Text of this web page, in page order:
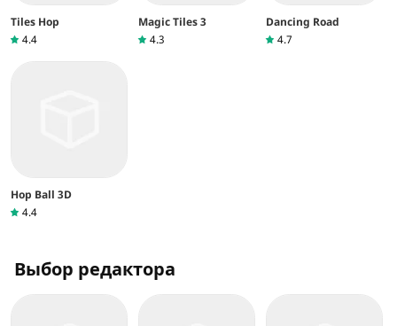
Tiles Hop
4.4
Magic Tiles 3
4.3
Dancing Road
4.7
Hop Ball 3D
4.4
Выбор редактора